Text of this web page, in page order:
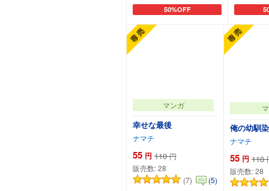
50%OFF
カートに追加 カ
マンガ
幸せな最後
ナマチ
55 円 110 円
販売数:28
(7)
(5)
俺の幼馴
ナマチ
55 円 110
販売数:28